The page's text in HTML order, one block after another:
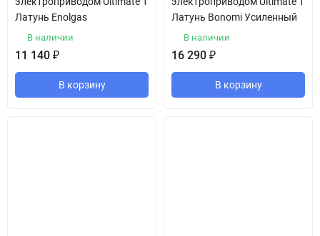
Латунь Enolgas
В наличии
11 140 ₽
В корзину
Латунь Bonomi Усиленный
В наличии
16 290 ₽
В корзину